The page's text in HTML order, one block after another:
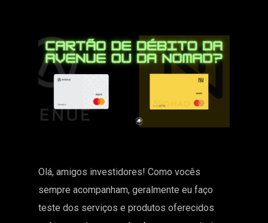
Olá, amigos investidores! Como vocês
sempre acompanham, geralmente eu faço
teste dos serviços e produtos oferecidos